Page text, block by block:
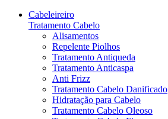
Cabeleireiro
Tratamento Cabelo
Alisamentos
Repelente Piolhos
Tratamento Antiqueda
Tratamento Anticaspa
Anti Frizz
Tratamento Cabelo Danificado
Hidratação para Cabelo
Tratamento Cabelo Oleoso